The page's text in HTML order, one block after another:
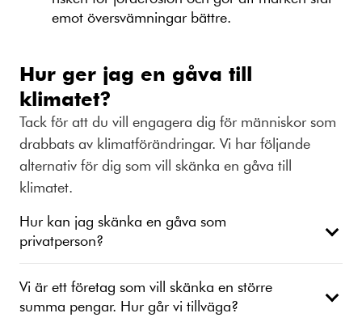
emot översvämningar bättre.
Hur ger jag en gåva till
klimatet?
Tack för att du vill engagera dig för människor som
drabbats av klimatförändringar. Vi har följande
alternativ för dig som vill skänka en gåva till
klimatet.
Hur kan jag skänka en gåva som
privatperson?
Vi är ett företag som vill skänka en större
summa pengar. Hur går vi tillväga?